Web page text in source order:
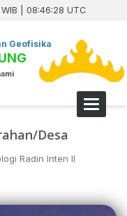
| 08:46:28 UTC
Geofisika
Toggle
Desa
Radin Inten II